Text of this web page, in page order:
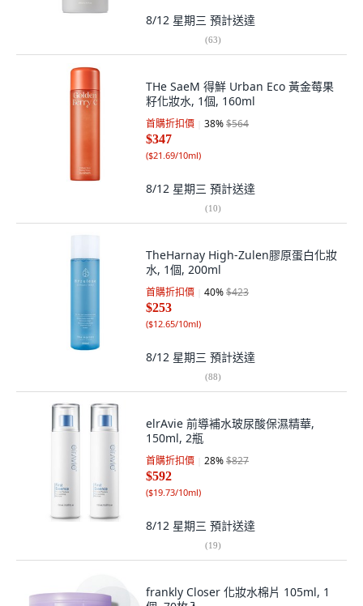
8/12 星期三 預計送達
(63)
THe SaeM 得鮮 Urban Eco 黃金莓果
籽化妝水, 1個, 160ml
首購折扣價 38%$564
$347
($21.69/10ml)
8/12 星期三 預計送達
(10)
TheHarnay High-Zulen膠原蛋白化妝
水, 1個, 200ml
首購折扣價 40%$423
$253
($12.65/10ml)
8/12 星期三 預計送達
(88)
elrAvie 前導補水玻尿酸保濕精華,
150ml, 2瓶
首購折扣價 28%$827
$592
($19.73/10ml)
8/12 星期三 預計送達
(19)
frankly Closer 化妝水棉片 105ml, 1